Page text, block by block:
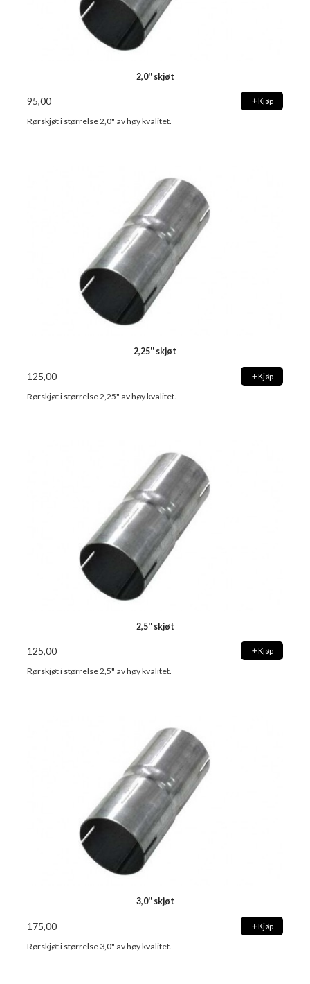
2,0'' skjøt
95,00 Kjøp
Rørskjøt i størrelse 2,0" av høy kvalitet.
2,25'' skjøt
125,00 Kjøp
Rørskjøt i størrelse 2,25" av høy kvalitet.
2,5'' skjøt
125,00 Kjøp
Rørskjøt i størrelse 2,5" av høy kvalitet.
3,0'' skjøt
175,00 Kjøp
Rørskjøt i størrelse 3,0" av høy kvalitet.